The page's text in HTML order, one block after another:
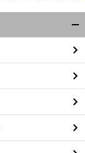
前
閉
る